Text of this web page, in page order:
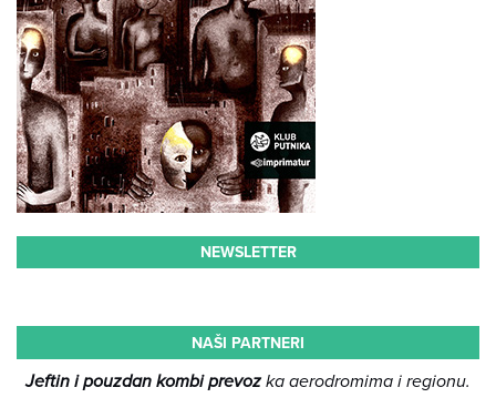
NEWSLETTER
NAŠI PARTNERI
Jeftin i pouzdan kombi prevozka aerodromima i regionu.